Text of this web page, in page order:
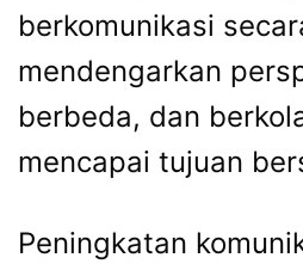
berkomunikasi
mendengarkan
berbeda, dan
mencapai tujuan
Peningkatan